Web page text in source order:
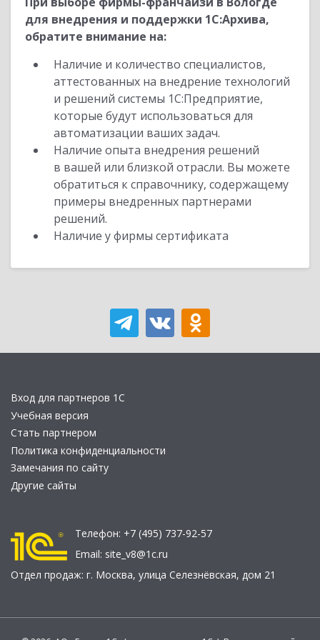
для внедрения и поддержки 1С:Архива,
обратите внимание на:
Наличие и количество специалистов,
аттестованных на внедрение технологий
и решений системы 1С:Предприятие,
которые будут использоваться для
автоматизации ваших задач.
Наличие опыта внедрения решений
в вашей или близкой отрасли. Вы можете
обратиться к справочнику, содержащему
примеры внедренных партнерами
решений.
Наличие у фирмы сертификата
Вход для партнеров 1С
Учебная версия
Стать партнером
Политика конфиденциальности
Замечания по сайту
Другие сайты
Телефон: +7 (495) 737-92-57
Email: site_v8@1c.ru
Отдел продаж: г. Москва, улица Селезнёвская, дом 21